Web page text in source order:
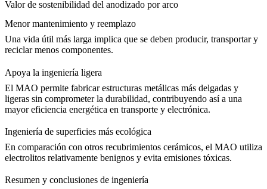
Valor de sostenibilidad del anodizado por arco
Menor mantenimiento y reemplazo
Una vida útil más larga implica que se deben producir, transportar y
reciclar menos componentes.
Apoya la ingeniería ligera
El MAO permite fabricar estructuras metálicas más delgadas y
ligeras sin comprometer la durabilidad, contribuyendo así a una
mayor eficiencia energética en transporte y electrónica.
Ingeniería de superficies más ecológica
En comparación con otros recubrimientos cerámicos, el MAO utiliza
electrolitos relativamente benignos y evita emisiones tóxicas.
Resumen y conclusiones de ingeniería